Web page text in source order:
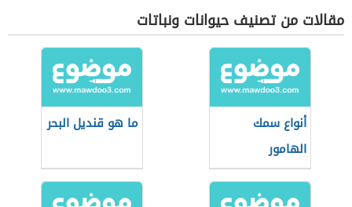
مقالات من تصنيف حيوانات ونباتات
أنواع سمك
الهامور
ما هو قنديل البحر